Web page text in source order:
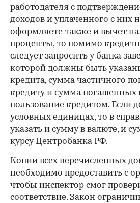
работодателя с
доходов и уплаченного с них
оформляете также и вычет
проценты, то помимо
следует запросить у банка
которой должны быть
кредита, сумма частичного
кредиту и сумма погашенных
пользование кредитом. Если
условных единицах, то в
указать и сумму в валюте, и
курсу Центробанка РФ.
Копии всех перечисленных
необходимо предоставить с
чтобы инспектор смог
соответствие. Закон